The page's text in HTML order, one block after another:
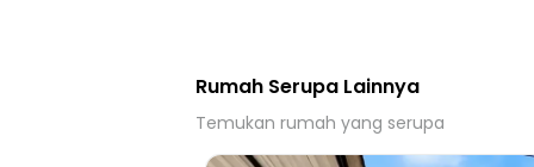
Rumah Serupa Lainnya
Temukan rumah yang serupa